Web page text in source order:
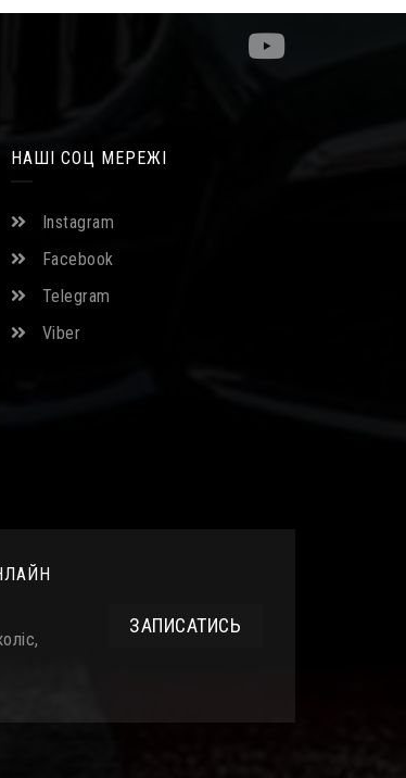
НАШІ СОЦ МЕРЕЖІ
Instagram
Facebook
Telegram
Viber
ЗАПИСАТИСЬ